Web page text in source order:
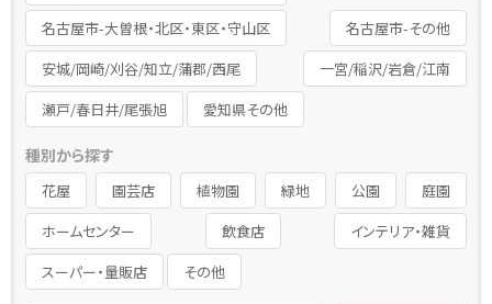
名古屋市-大曽根・北区・東区・守山区
名古屋市-その他
安城/岡崎/刈谷/知立/蒲郡/西尾
一宮/稲沢/岩倉/江南
瀬戸/春日井/尾張旭
愛知県その他
種別から探す
花屋 園芸店 植物園 緑地 公園
庭園
ホームセンター
飲食店
インテリア・雑貨
スーパー・量販店
その他